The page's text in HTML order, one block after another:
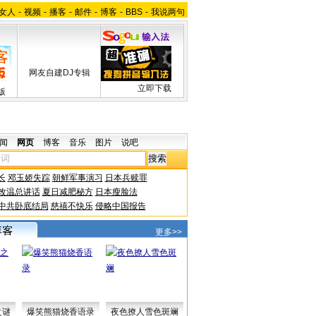
人 - 视频 - 播客 - 邮件 - 博客 - BBS - 我说两句
网友自建DJ专辑
立即下载
网页 博客 音乐 图片 说吧
邓玉娇失踪 朝鲜军事演习 日本兵赎罪
温总讲话 夏日减肥秘方 日本瘦脸法
共卧底结局 慈禧不快乐 侵略中国报告
更多>>
谜 爆笑熊猫烧香语录 夜色撩人雪色斑斓